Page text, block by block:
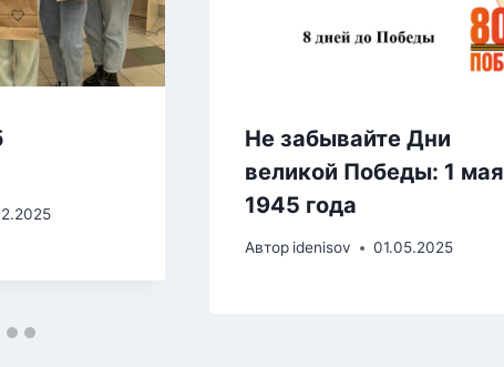
Не забывайте Дни
великой Победы: 1 мая
1945 года
Автор idenisov 01.05.2025